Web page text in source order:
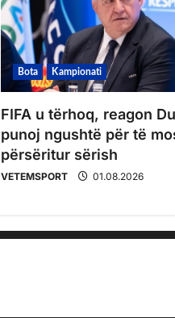
Bota Kampionati
FIFA u tërhoq, reagon
punoj ngushtë për të
përsëritur sërish
VETEMSPORT 01.08.2026